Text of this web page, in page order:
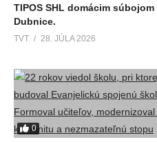
TIPOS SHL domácim
Dubnice.
TVT 28. JÚLA 2026
0